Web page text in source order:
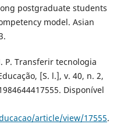
postgraduate students
model. Asian
P. Transferir tecnologia
[S. l.], v. 40, n. 2,
Disponível
article/view/17555.